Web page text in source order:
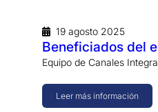
19 agosto 2025
Beneficiados del
Equipo de Canales
Leer más información